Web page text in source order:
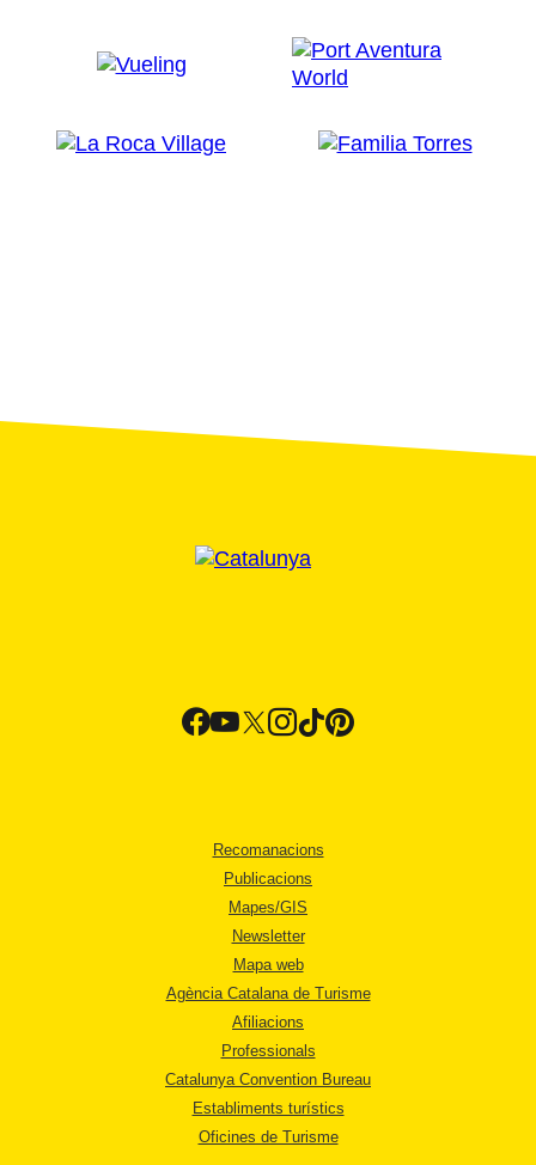
Recomanacions
Publicacions
Mapes/GIS
Newsletter
Mapa web
Agència Catalana de Turisme
Afiliacions
Professionals
Catalunya Convention Bureau
Establiments turístics
Oficines de Turisme